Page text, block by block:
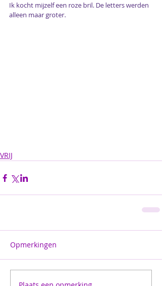
Ik kocht mijzelf een roze bril. De letters werden
alleen maar groter.
VRIJ
Opmerkingen